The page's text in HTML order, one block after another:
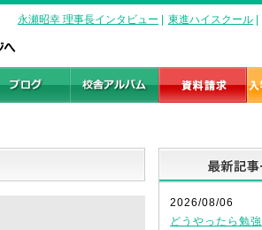
永瀬昭幸 理事長インタビュー 東進ハイスクール
2026/08/06
どうやったら勉